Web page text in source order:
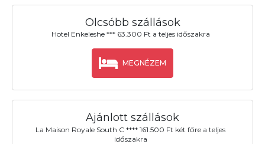
Olcsóbb szállások
Hotel Enkeleshe *** 63.300 Ft a teljes időszakra
MEGNÉZEM
Ajánlott szállások
La Maison Royale South C **** 161.500 Ft két főre a teljes
időszakra